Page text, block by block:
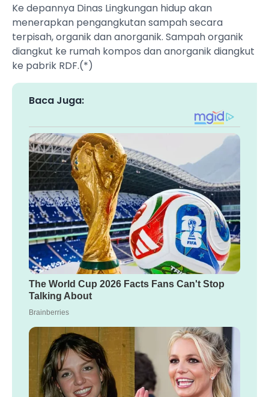
‎Ke depannya Dinas Lingkungan hidup akan
menerapkan pengangkutan sampah secara
terpisah, organik dan anorganik. Sampah organik
diangkut ke rumah kompos dan anorganik diangkut
ke pabrik RDF.(*)
Baca Juga: